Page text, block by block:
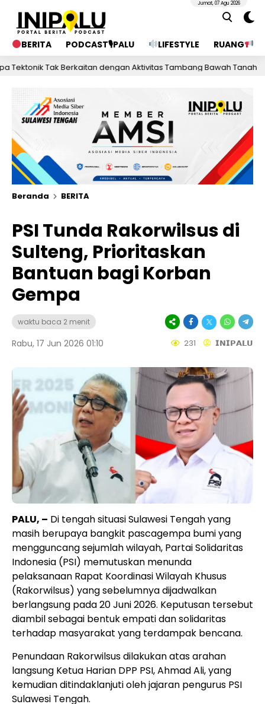
BERITA PODCAST🎙PALU LIFESTYLE RUANG
Jumat, 07 Agu 2026
Berkaitan dengan Aktivitas Tambang Bawah Tanah 1
Beranda BERITA
PSI Tunda Rakorwilsus di
Sulteng, Prioritaskan
Bantuan bagi Korban
Gempa
waktu baca 2 menit
Rabu, 17 Jun 2026 01:10 231 𝗜𝗡𝗜𝗣𝗔𝗟𝗨
PALU, – Di tengah situasi Sulawesi Tengah yang
masih berupaya bangkit pascagempa bumi yang
mengguncang sejumlah wilayah, Partai Solidaritas
Indonesia (PSI) memutuskan menunda
pelaksanaan Rapat Koordinasi Wilayah Khusus
(Rakorwilsus) yang sebelumnya dijadwalkan
berlangsung pada 20 Juni 2026. Keputusan tersebut
diambil sebagai bentuk empati dan solidaritas
terhadap masyarakat yang terdampak bencana.
Penundaan Rakorwilsus dilakukan atas arahan
langsung Ketua Harian DPP PSI, Ahmad Ali, yang
kemudian ditindaklanjuti oleh jajaran pengurus PSI
Sulawesi Tengah.